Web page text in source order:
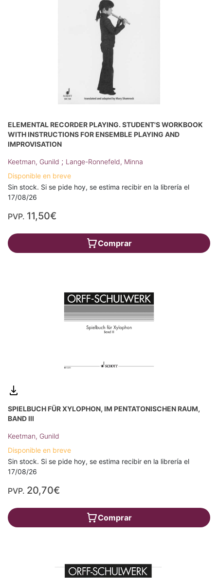
ELEMENTAL RECORDER PLAYING. STUDENT'S WORKBOOK
WITH INSTRUCTIONS FOR ENSEMBLE PLAYING AND
IMPROVISATION
Keetman, Gunild ; Lange-Ronnefeld, Minna
Disponible en breve
Sin stock. Si se pide hoy, se estima recibir en la librería el
17/08/26
PVP. 11,50€
Comprar
SPIELBUCH FÜR XYLOPHON, IM PENTATONISCHEN RAUM,
BAND III
Keetman, Gunild
Disponible en breve
Sin stock. Si se pide hoy, se estima recibir en la librería el
17/08/26
PVP. 20,70€
Comprar